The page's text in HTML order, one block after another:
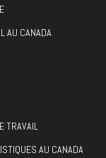
AU CANADA
TRAVAIL
AU CANADA